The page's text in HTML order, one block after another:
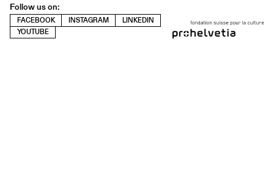
Follow us on:
FACEBOOK INSTAGRAM
LINKEDIN
YOUTUBE